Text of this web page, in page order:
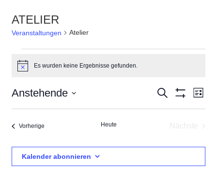
ATELIER
Veranstaltungen Atelier
Veranstaltungen
HinweisEs wurden keine Ergebnisse gefunden.
Suche
Suche
Anzeigen
Liste
Anstehende
Datum
Vorherige Heute
Kalender abonnieren